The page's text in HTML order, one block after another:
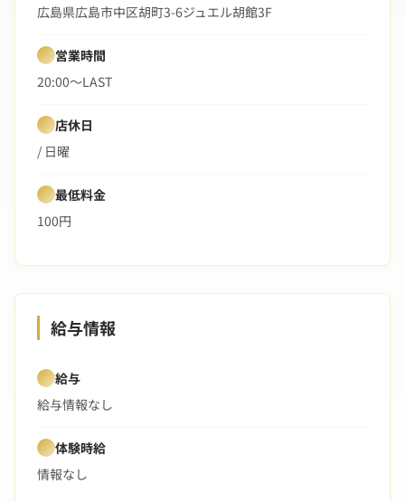
広島県広島市中区胡町3-6ジュエル胡館3F
営業時間
20:00〜LAST
店休日
/ 日曜
最低料金
100円
給与情報
給与
給与情報なし
体験時給
情報なし